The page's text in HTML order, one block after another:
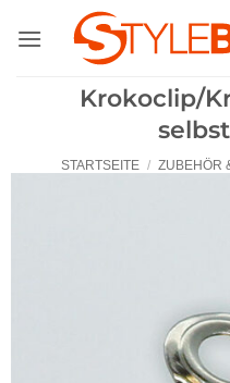
Inhalt
Krokoclip/
STARTSEITE / ZUBEHÖR